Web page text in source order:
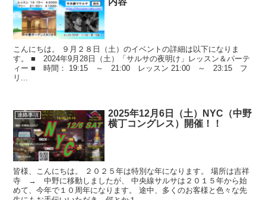
こんにちは。 ９月２８日（土）のイベントの詳細は以下になりま
す。 ■ 2024年9月28日（土）「サルサの夜明け」レッスン＆パーテ
ィー ■ 時間： 19:15 ～ 21:00 レッスン 21:00 ～ 23:15 フ
リ...
連絡事項
2025年12月6日（土）NYC（中野
横丁コングレス）開催！！
皆様、こんにちは。 ２０２５年は特別な年になります。 場所は吉祥
寺 → 中野に移動しましたが、 中央線サルサは２０１５年から始
めて、今年で１０周年になります。 途中、多くのお客様と色々な先